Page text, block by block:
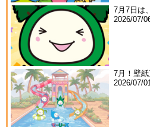
7月7日は
2026/07/
7月！壁
2026/07/